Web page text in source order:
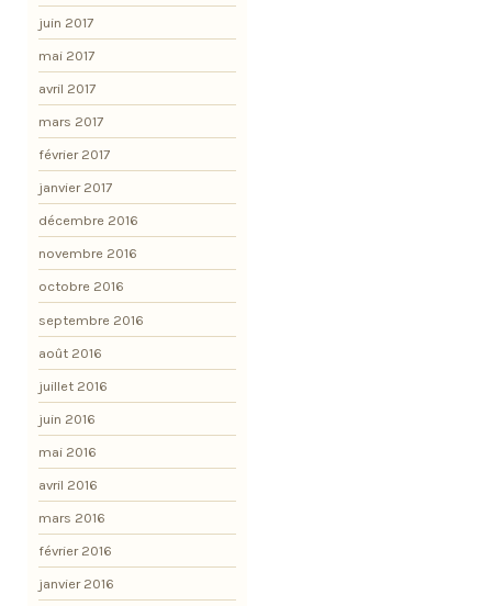
juin 2017
mai 2017
avril 2017
mars 2017
février 2017
janvier 2017
décembre 2016
novembre 2016
octobre 2016
septembre 2016
août 2016
juillet 2016
juin 2016
mai 2016
avril 2016
mars 2016
février 2016
janvier 2016